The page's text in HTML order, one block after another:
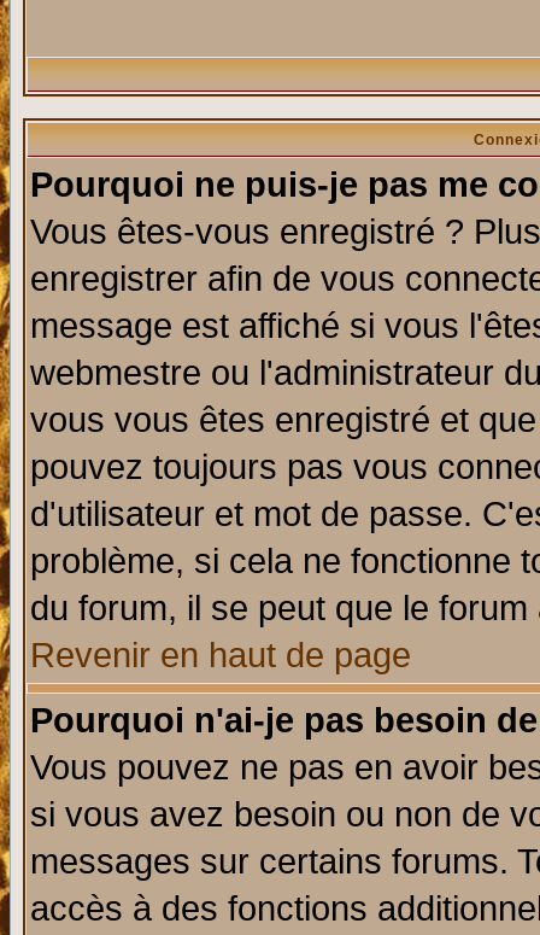
Pourquoi ne puis-je pas me
Vous êtes-vous enregistré ?
enregistrer afin de vous
message est affiché si vous
webmestre ou l'administrateur
vous vous êtes enregistré et
pouvez toujours pas vous
d'utilisateur et mot de passe.
problème, si cela ne fonctionne
du forum, il se peut que le
Revenir en haut de page
Pourquoi n'ai-je pas besoin
Vous pouvez ne pas en avoir
si vous avez besoin ou non de
messages sur certains forums.
accès à des fonctions